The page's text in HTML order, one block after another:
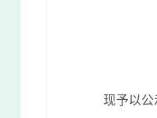
现予以公